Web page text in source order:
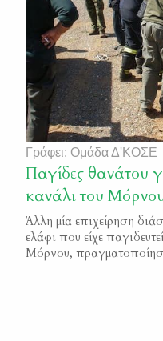
Γράφει: Ομάδα Δ'ΚΟΣΕ
Παγίδες θανάτου
κανάλι του
Άλλη μία επιχείρηση
ελάφι που είχε
Μόρνου,